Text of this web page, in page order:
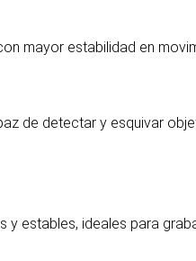
mayor estabilidad en
de detectar y esquivar
estables, ideales para